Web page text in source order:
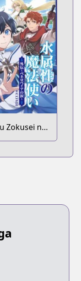
Zokusei no